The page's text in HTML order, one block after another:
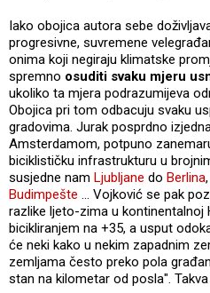
Iako obojica autora sebe
progresivne, suvremene
onima koji negiraju klimatske
spremno osuditi svaku mjeru
ukoliko ta mjera podrazumijeva
Obojica pri tom odbacuju svaku
gradovima. Jurak posprdno
Amsterdamom, potpuno
biciklističku infrastrukturu u
susjedne nam Ljubljane do Berlina,
Budimpešte ... Vojković se pak
razlike ljeto-zima u kontinentalnoj
bicikliranjem na +35, a usput
će neki kako u nekim zapadnim
zemljama često preko pola
stan na kilometar od posla".